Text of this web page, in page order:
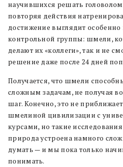
научившихся решать
повторяя действия
достижение выглядит
контрольной группы: шмели,
делают их «коллеги», так и не
решение даже после 24 дней
Получается, что шмели
сложным задачам, не получая
шаг. Конечно, это не
шмелиной цивилизации с
курсами, но такие
природа устроена намного
думать — и мы пока только
понимать.